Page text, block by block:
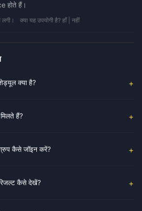
होते हैं।
लगी। क्या यह उपयोगी है? हाँ | नहीं
क्या है?
हैं?
कैसे जॉइन करें?
कैसे देखें?